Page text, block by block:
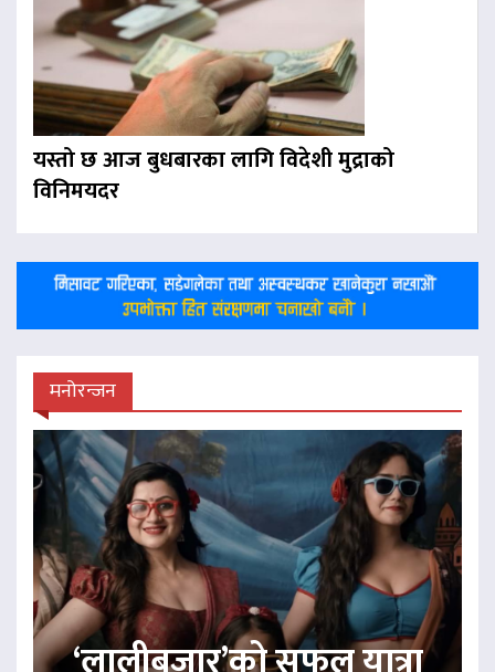
यस्तो छ आज बुधबारका लागि विदेशी मुद्राको
विनिमयदर
मनोरन्जन